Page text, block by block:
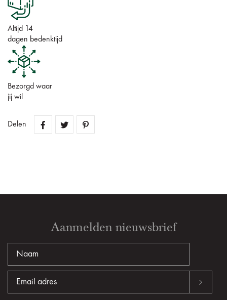
Altijd 14
dagen bedenktijd
Bezorgd waar
jij wil
Delen
Aanmelden nieuwsbrief